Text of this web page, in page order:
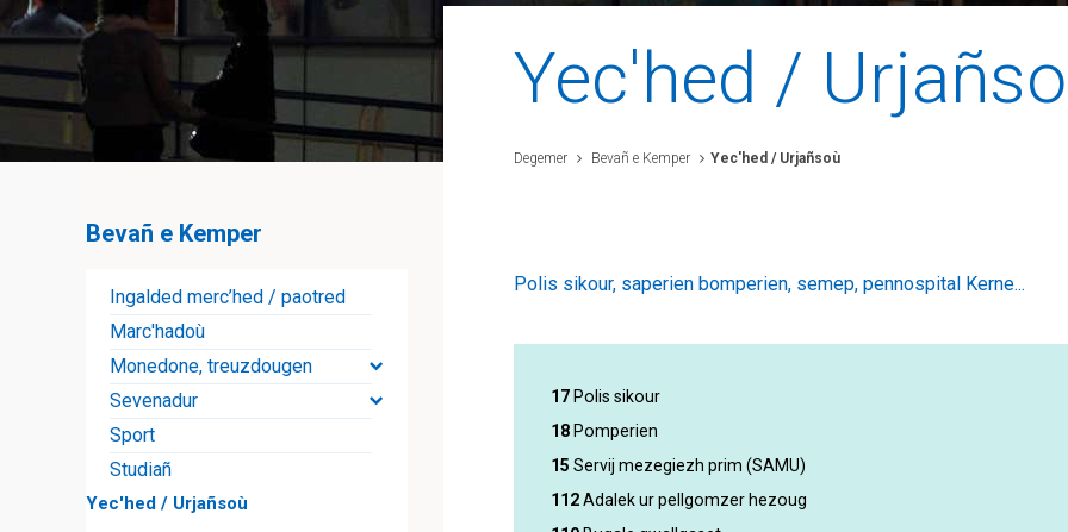
Yec'hed /
Degemer Bevañ e Kemper Yec'hed / Urjañsoù
Polis sikour, saperien bomperien, semep, pennospital Kerne...
17 Polis sikour
18 Pomperien
15Servij mezegiezh prim (SAMU)
112Adalek ur pellgomzer hezoug
Bevañ e Kemper
Ingalded merc’hed / paotred
Marc'hadoù
Monedone, treuzdougen
Sevenadur
Sport
Studiañ
Yec'hed / Urjañsoù